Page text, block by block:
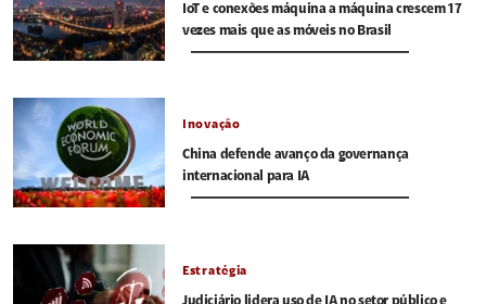
IoT e conexões máquina a máquina crescem 17
vezes mais que as móveis no Brasil
Inovação
China defende avanço da governança
internacional para IA
Estratégia
Judiciário lidera uso de IA no setor público e